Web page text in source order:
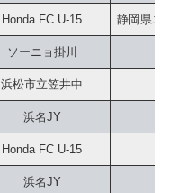
Honda FC U-15 静岡県ユ
ソーニョ掛川
浜松市立笠井中
浜名JY
Honda FC U-15
浜名JY